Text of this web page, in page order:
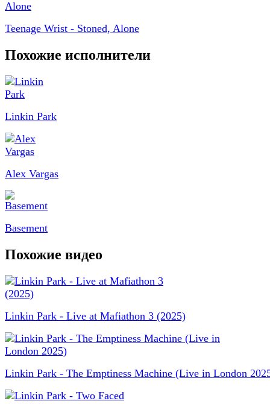
Teenage Wrist - Stoned, Alone
Похожие исполнители
Linkin Park
Alex Vargas
Basement
Похожие видео
Linkin Park - Live at Mafiathon 3 (2025)
Linkin Park - The Emptiness Machine (Live in London